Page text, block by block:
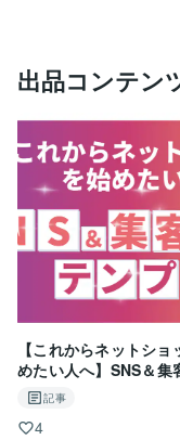
出品コンテン
【これからネットショ
めたい人へ】SNS＆集
ンプレート
記事
4